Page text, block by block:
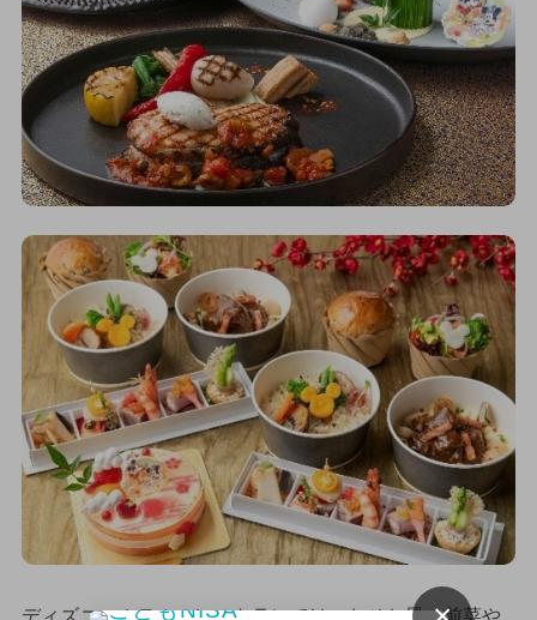
ディズニーホテルのレストランでは、おせち風の前菜や